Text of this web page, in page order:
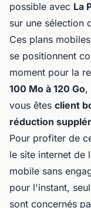
possible avec La
sur une sélection
Ces plans
se positionnent
moment pour la
100 Mo à 120 Go,
vous êtes client
réduction
Pour profiter de
le site internet de
mobile sans
pour l'instant,
sont concernés